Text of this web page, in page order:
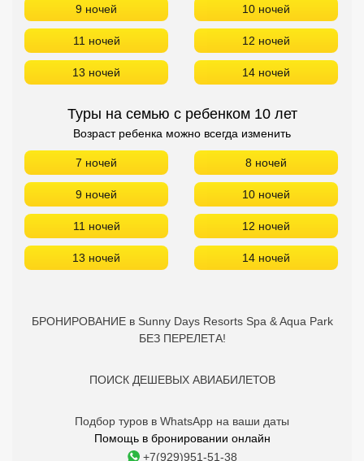
9 ночей 10 ночей
11 ночей 12 ночей
13 ночей 14 ночей
Туры на семью с ребенком 10 лет
Возраст ребенка можно всегда изменить
7 ночей 8 ночей
9 ночей 10 ночей
11 ночей 12 ночей
13 ночей 14 ночей
БРОНИРОВАНИЕ в Sunny Days Resorts Spa & Aqua Park
БЕЗ ПЕРЕЛЕТА!
ПОИСК ДЕШЕВЫХ АВИАБИЛЕТОВ
Подбор туров в WhatsApp на ваши даты
Помощь в бронировании онлайн
+7(929)951-51-38